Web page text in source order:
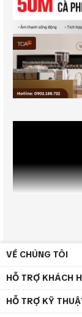
Vai
VỀ CHÚNG TÔI
HỖ TRỢ KHÁCH
HỖ TRỢ KỸ